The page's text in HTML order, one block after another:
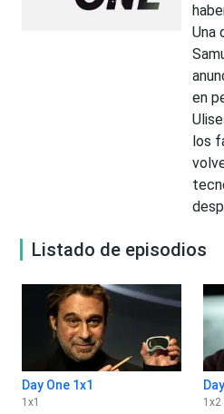
Una
en
los
Listado de episodios
Day One 1x1
1 x1 1 x2